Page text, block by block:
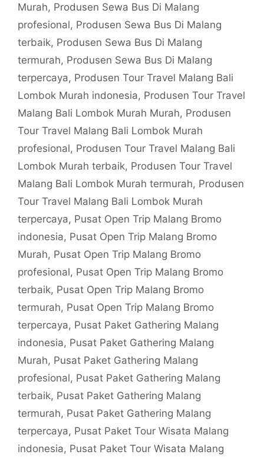
Murah, Produsen Sewa Bus Di Malang
profesional, Produsen Sewa Bus Di Malang
terbaik, Produsen Sewa Bus Di Malang
termurah, Produsen Sewa Bus Di Malang
terpercaya, Produsen Tour Travel Malang Bali
Lombok Murah indonesia, Produsen Tour Travel
Malang Bali Lombok Murah Murah, Produsen
Tour Travel Malang Bali Lombok Murah
profesional, Produsen Tour Travel Malang Bali
Lombok Murah terbaik, Produsen Tour Travel
Malang Bali Lombok Murah termurah, Produsen
Tour Travel Malang Bali Lombok Murah
terpercaya, Pusat Open Trip Malang Bromo
indonesia, Pusat Open Trip Malang Bromo
Murah, Pusat Open Trip Malang Bromo
profesional, Pusat Open Trip Malang Bromo
terbaik, Pusat Open Trip Malang Bromo
termurah, Pusat Open Trip Malang Bromo
terpercaya, Pusat Paket Gathering Malang
indonesia, Pusat Paket Gathering Malang
Murah, Pusat Paket Gathering Malang
profesional, Pusat Paket Gathering Malang
terbaik, Pusat Paket Gathering Malang
termurah, Pusat Paket Gathering Malang
terpercaya, Pusat Paket Tour Wisata Malang
indonesia, Pusat Paket Tour Wisata Malang